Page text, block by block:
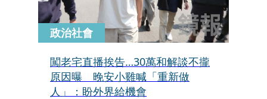
政治社會
闖老宅直播挨告…30萬和解談不攏
原因曝 晚安小雞喊「重新做
人」：盼外界給機會